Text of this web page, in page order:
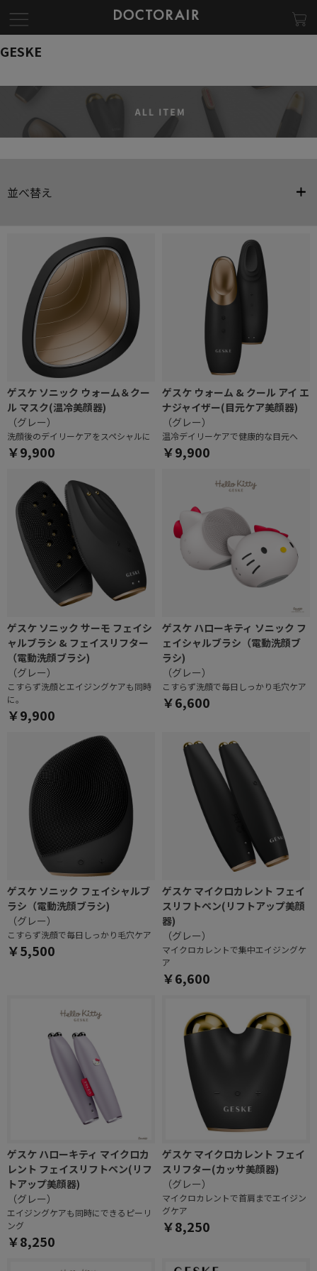
GESKE
並べ替え
ゲスケ ソニック ウォーム＆クー
ル マスク(温冷美顔器)
（グレー）
洗顔後のデイリーケアをスペシャルに
￥9,900
ゲスケ ウォーム & クール アイ エ
ナジャイザー(目元ケア美顔器)
（グレー）
温冷デイリーケアで健康的な目元へ
￥9,900
ゲスケ ソニック サーモ フェイシ
ャルブラシ & フェイスリフター
（電動洗顔ブラシ)
（グレー）
こすらず洗顔とエイジングケアも同時
に。
￥9,900
ゲスケ ハローキティ ソニック フ
ェイシャルブラシ（電動洗顔ブ
ラシ)
（グレー）
こすらず洗顔で毎日しっかり毛穴ケア
￥6,600
ゲスケ ソニック フェイシャルブ
ラシ（電動洗顔ブラシ)
（グレー）
こすらず洗顔で毎日しっかり毛穴ケア
￥5,500
ゲスケ マイクロカレント フェイ
スリフトペン(リフトアップ美顔
器)
（グレー）
マイクロカレントで集中エイジングケ
ア
￥6,600
ゲスケ ハローキティ マイクロカ
レント フェイスリフトペン(リフ
トアップ美顔器)
（グレー）
エイジングケアも同時にできるピーリ
ング
￥8,250
ゲスケ マイクロカレント フェイ
スリフター(カッサ美顔器)
（グレー）
マイクロカレントで首肩までエイジン
グケア
￥8,250